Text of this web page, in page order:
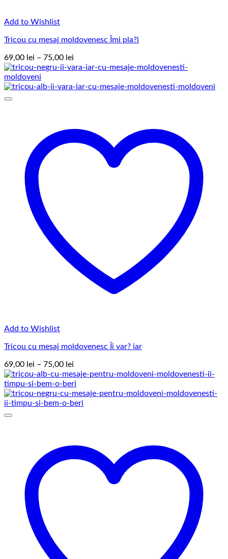
Add to Wishlist
Tricou cu mesaj moldovenesc Îmi pla?i
69,00 lei – 75,00 lei
de
69,00 lei
Add to Wishlist
Tricou cu mesaj moldovenesc Îi var? iar
69,00 lei – 75,00 lei
de
prețuri:
69,00 lei
până